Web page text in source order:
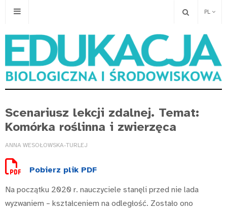
PL
Scenariusz lekcji zdalnej. Temat:
Komórka roślinna i zwierzęca
ANNA WESOŁOWSKA-TURLEJ
Pobierz plik PDF
Na początku 2020 r. nauczyciele stanęli przed nie lada
wyzwaniem – kształceniem na odległość. Zostało ono